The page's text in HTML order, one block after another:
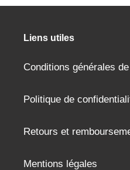
Liens utiles
Conditions générales
Politique de
Retours et
Mentions légales